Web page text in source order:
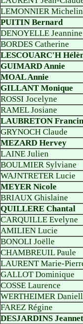
LEMONNIER
PUITIN Bernard
DENOYELLE Jeannine
BORDES Catherine
LESCOUARC'H
GUIMARD Annie
MOAL Annie
GILLANT Monique
ROSSI Jocelyne
RAMEL Josiane
LAUBRETON
GRYNOCH Claude
MEZARD Hervey
LAINE Julien
BOULMIER Sylviane
WAJNTRETER Lucie
MEYER Nicole
BRIAUX Ghislaine
QUILLERE Chantal
CARQUILLE Evelyne
AMILIEN Lucie
BONOLI Joëlle
CHAMBREUIL Paule
LAURENT Marie-
GALLOT Dominique
COSSE Laurence
WERTHEIMER
FAREZ Régine
DESJARDINS